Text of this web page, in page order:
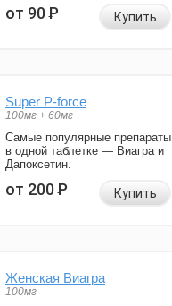
от 90Р Купить
Super P-force
100мг + 60мг
Самые популярные препараты
в одной таблетке — Виагра и
Дапоксетин.
от 200Р Купить
Женская Виагра
100мг